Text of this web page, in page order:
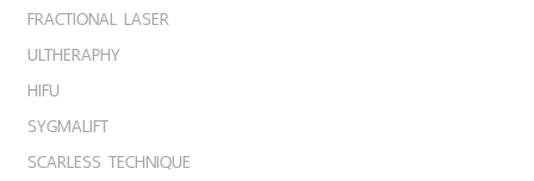
FRACTIONAL LASER
ULTHERAPHY
HIFU
SYGMALIFT
SCARLESS TECHNIQUE